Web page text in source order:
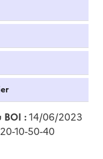
:14/06/2023
10-50-40
pdf